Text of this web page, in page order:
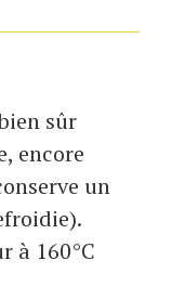
sûr
encore
un
à 160°C